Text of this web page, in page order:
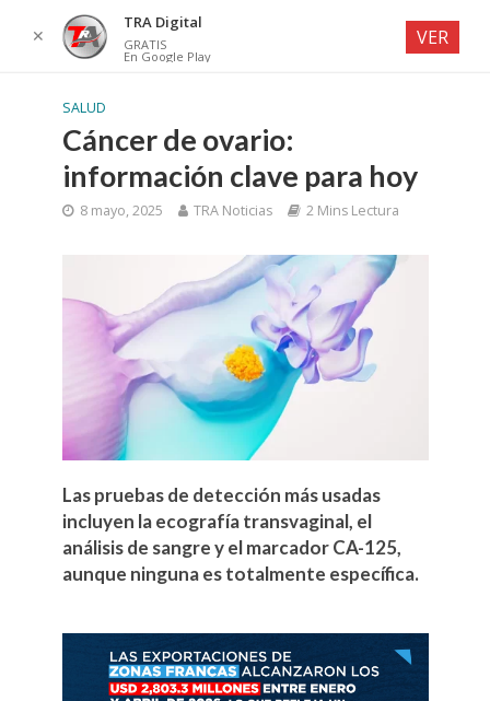
SALUD
Cáncer de ovario:
información clave para hoy
8 mayo, 2025 TRA Noticias 2 Mins Lectura
Las pruebas de detección más usadas
incluyen la ecografía transvaginal, el
análisis de sangre y el marcador CA-125,
aunque ninguna es totalmente específica.
✕
TRA Digital
GRATIS
En Google Play
VER